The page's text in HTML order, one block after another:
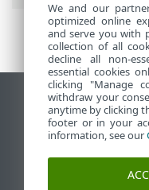
Rodyti
End of Life
ESET žinių bazė
ESET forumas
ESET Status Portal
We and our
optimized online
and serve you with
collection of all
decline all non-
essential cookies
clicking "Manage
withdraw your
anytime by clicking
footer or in your
information, see our